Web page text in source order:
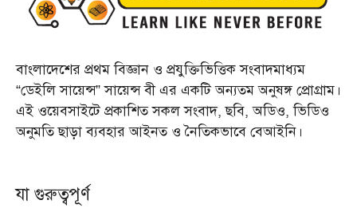
বাংলাদেশের প্রথম বিজ্ঞান ও প্রযুক্তিভিত্তিক সংবাদমাধ্যম
“ডেইলি সায়েন্স” সায়েন্স বী এর একটি অন্যতম অনুষঙ্গ প্রোগ্রাম।
এই ওয়েবসাইটে প্রকাশিত সকল সংবাদ, ছবি, অডিও, ভিডিও
অনুমতি ছাড়া ব্যবহার আইনত ও নৈতিকভাবে বেআইনি।
যা গুরুত্বপূর্ণ